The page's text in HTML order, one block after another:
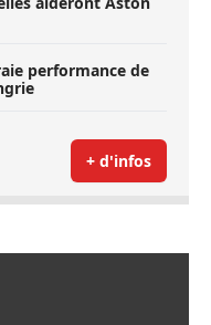
performance de
+ d'infos